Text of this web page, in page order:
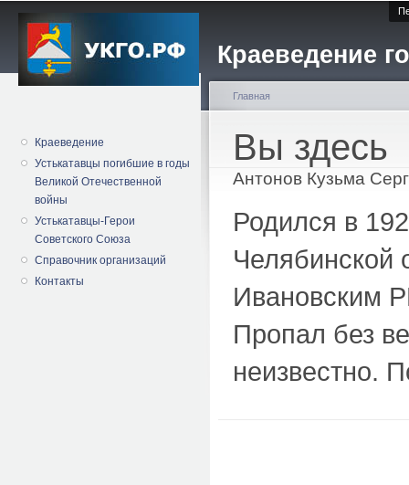
Краеведение
Краеведение
Устькатавцы погибшие в годы
Великой Отечественной
войны
Устькатавцы-Герои
Советского Союза
Справочник организаций
Контакты
Вы здесь
Главная
Антонов Кузьма
Родился в
Челябинской
Ивановским
Пропал без
неизвестно.